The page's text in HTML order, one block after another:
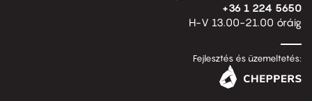
+36 1 224 5650
H-V 13.00-21.00 óráig
Fejlesztés és üzemeltetés: